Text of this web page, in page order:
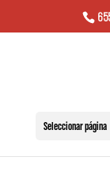
Seleccionar página